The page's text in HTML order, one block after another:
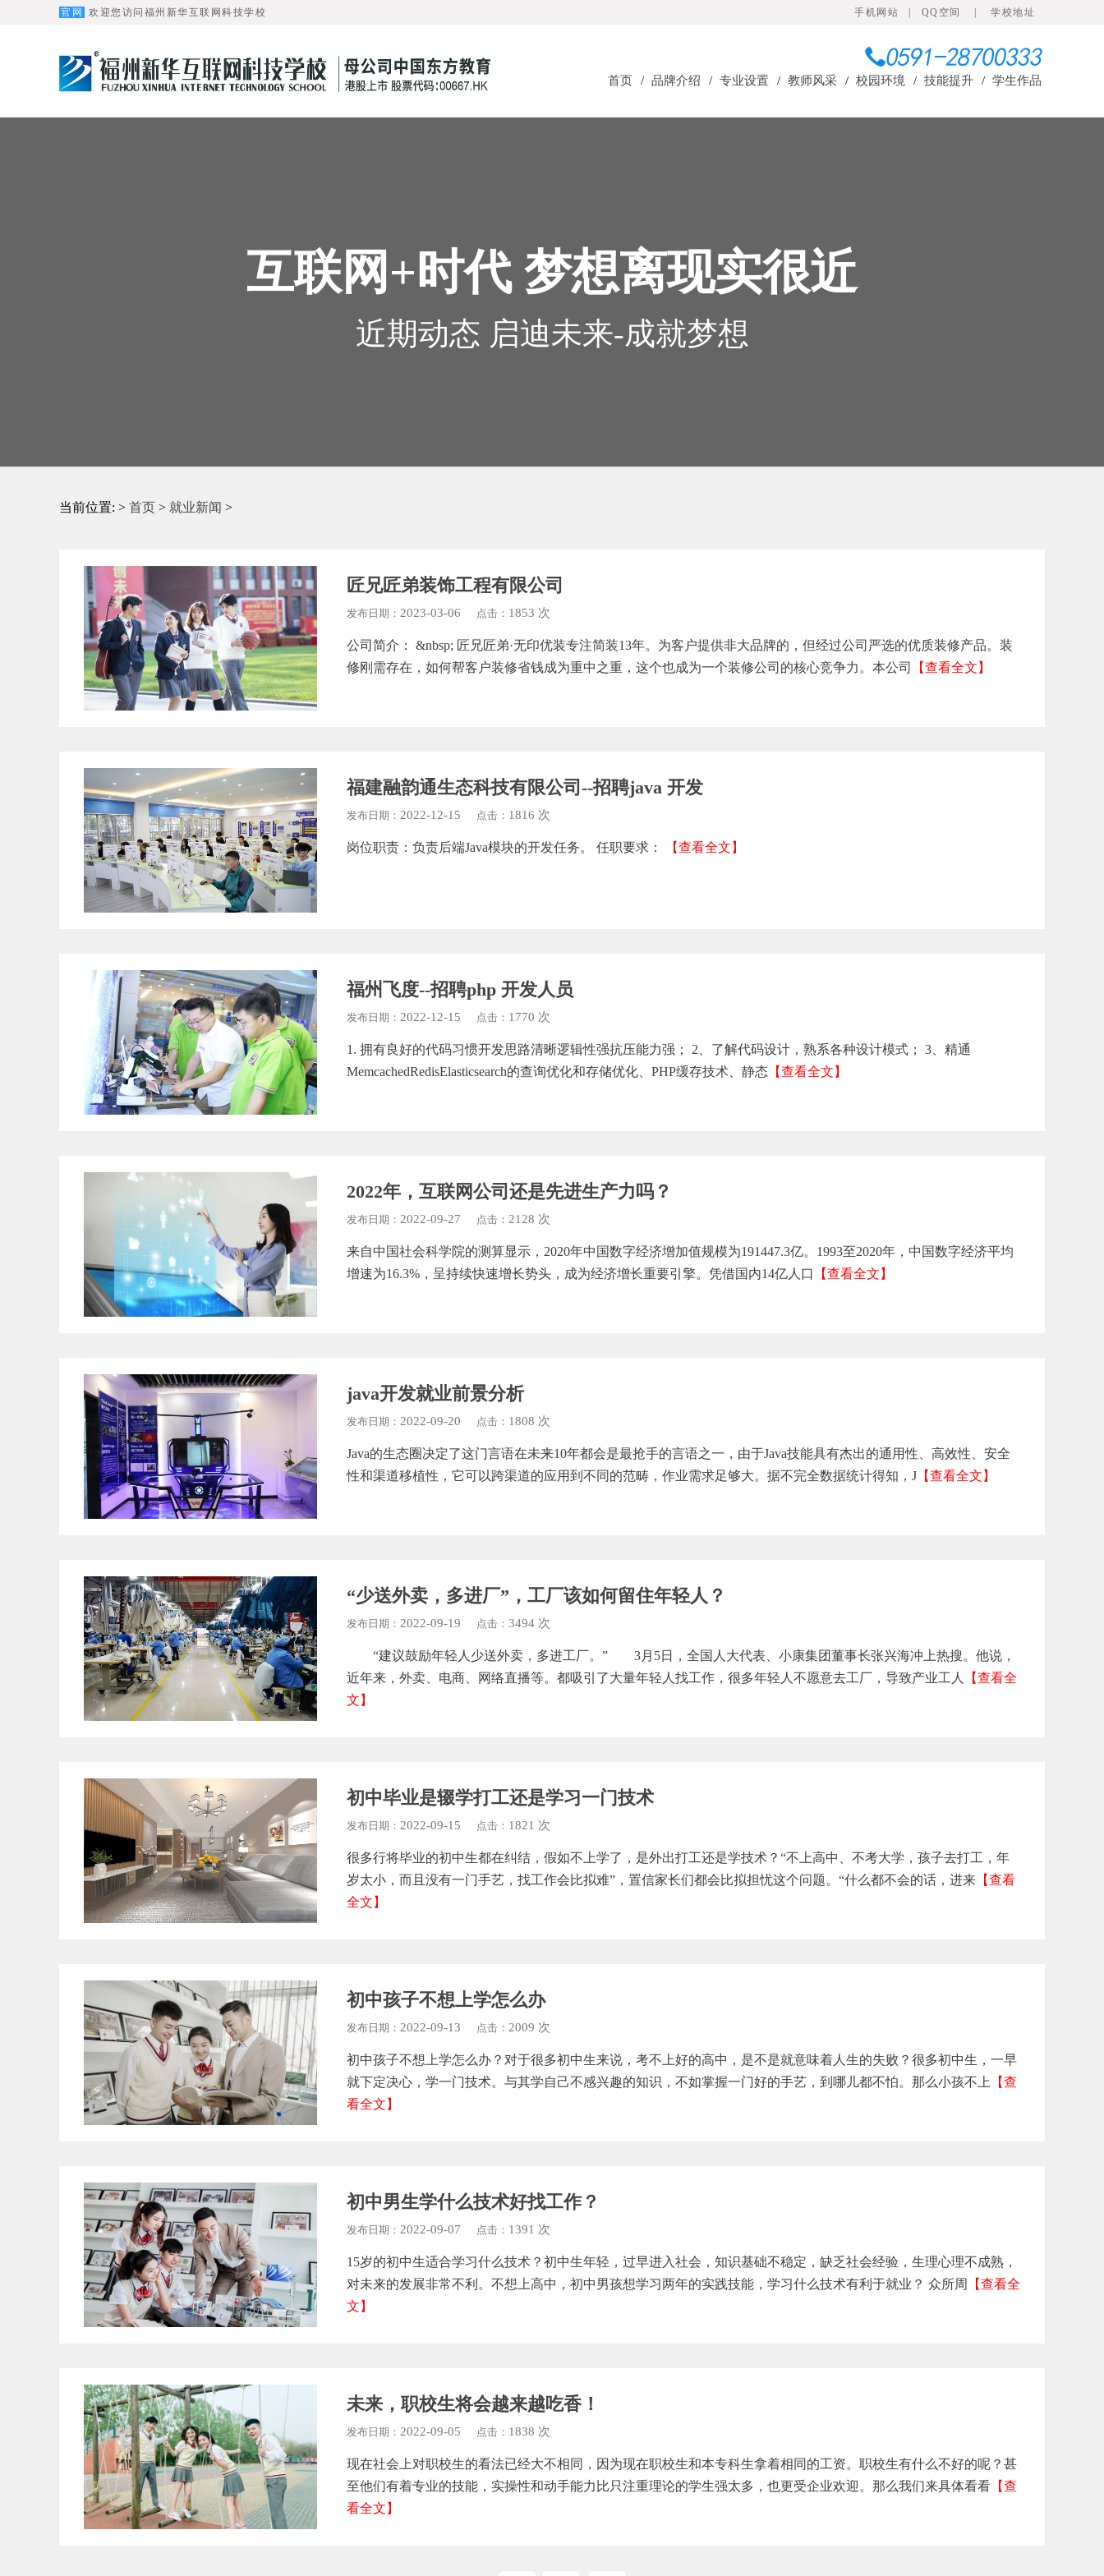
官网 欢迎您访问福州新华互联网科技学校 手机网站 QQ空间 学校地址
首页 / 品牌介绍 / 专业设置 / 教师风采 / 校园环境 / 技能提升 / 学生作品
互联网+时代 梦想离现实很近
近期动态 启迪未来-成就梦想
当前位置: > 首页 > 就业新闻 >
匠兄匠弟装饰工程有限公司
发布日期： 2023-03-06 点击： 1853 次
公司简介： &nbsp; 匠兄匠弟·无印优装专注简装13年。为客户提供非大品牌的，但经过公司严选的优质装修产品。装
修刚需存在，如何帮客户装修省钱成为重中之重，这个也成为一个装修公司的核心竞争力。本公司
【查看全文】
福建融韵通生态科技有限公司--招聘java 开发
发布日期： 2022-12-15 点击： 1816 次
岗位职责：负责后端Java模块的开发任务。 任职要求： 【查看全文】
福州飞度--招聘php 开发人员
发布日期： 2022-12-15 点击： 1770 次
1. 拥有良好的代码习惯开发思路清晰逻辑性强抗压能力强； 2、了解代码设计，熟系各种设计模式； 3、精通
MemcachedRedisElasticsearch的查询优化和存储优化、PHP缓存技术、静态 【查看全文】
2022年，互联网公司还是先进生产力吗？
发布日期： 2022-09-27 点击： 2128 次
来自中国社会科学院的测算显示，2020年中国数字经济增加值规模为191447.3亿。1993至2020年，中国数字经济平均
增速为16.3%，呈持续快速增长势头，成为经济增长重要引擎。凭借国内14亿人口
【查看全文】
java开发就业前景分析
发布日期： 2022-09-20 点击： 1808 次
Java的生态圈决定了这门言语在未来10年都会是最抢手的言语之一，由于Java技能具有杰出的通用性、高效性、安全
性和渠道移植性，它可以跨渠道的应用到不同的范畴，作业需求足够大。据不完全数据统计得知，J 【查看全文】
“少送外卖，多进厂”，工厂该如何留住年轻人？
发布日期： 2022-09-19 点击： 3494 次
“建议鼓励年轻人少送外卖，多进工厂。” 3月5日，全国人大代表、小康集团董事长张兴海冲上热搜。他说，
近年来，外卖、电商、网络直播等。都吸引了大量年轻人找工作，很多年轻人不愿意去工厂，导致产业工人
【查看全
文】
初中毕业是辍学打工还是学习一门技术
发布日期： 2022-09-15 点击： 1821 次
很多行将毕业的初中生都在纠结，假如不上学了，是外出打工还是学技术？“不上高中、不考大学，孩子去打工，年
岁太小，而且没有一门手艺，找工作会比拟难”，置信家长们都会比拟担忧这个问题。“什么都不会的话，进来 【查看
全文】
初中孩子不想上学怎么办
发布日期： 2022-09-13 点击： 2009 次
初中孩子不想上学怎么办？对于很多初中生来说，考不上好的高中，是不是就意味着人生的失败？很多初中生，一早
就下定决心，学一门技术。与其学自己不感兴趣的知识，不如掌握一门好的手艺，到哪儿都不怕。那么小孩不上
【查
看全文】
初中男生学什么技术好找工作？
发布日期： 2022-09-07 点击： 1391 次
15岁的初中生适合学习什么技术？初中生年轻，过早进入社会，知识基础不稳定，缺乏社会经验，生理心理不成熟，
对未来的发展非常不利。不想上高中，初中男孩想学习两年的实践技能，学习什么技术有利于就业？ 众所周
【查看全
文】
未来，职校生将会越来越吃香！
发布日期： 2022-09-05 点击： 1838 次
现在社会上对职校生的看法已经大不相同，因为现在职校生和本专科生拿着相同的工资。职校生有什么不好的呢？甚
至他们有着专业的技能，实操性和动手能力比只注重理论的学生强太多，也更受企业欢迎。那么我们来具体看看 【查
看全文】